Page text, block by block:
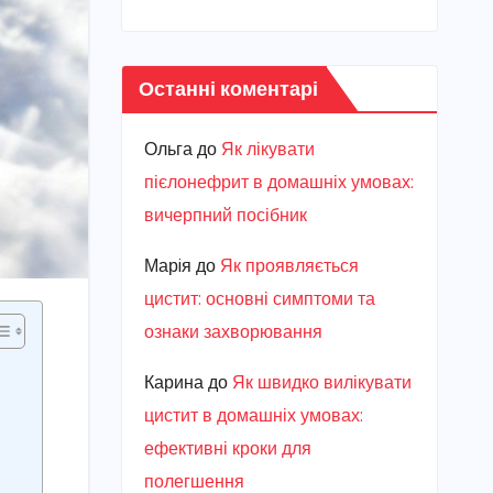
Останні коментарі
Ольгадо Як лікувати
пієлонефрит в домашніх умовах:
вичерпний посібник
Марiя до Як проявляється
цистит: основні симптоми та
ознаки захворювання
Каринадо Як швидко вилікувати
цистит в домашніх умовах:
ефективні кроки для
полегшення